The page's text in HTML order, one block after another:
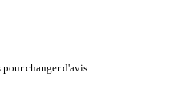
changer d'avis